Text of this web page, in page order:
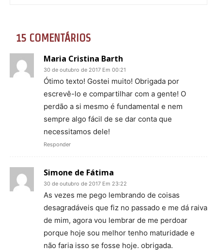
15 COMENTÁRIOS
Maria Cristina Barth
30 de outubro de 2017 Em 00:21
Ótimo texto! Gostei muito! Obrigada por
escrevê-lo e compartilhar com a gente! O
perdão a si mesmo é fundamental e nem
sempre algo fácil de se dar conta que
necessitamos dele!
Responder
Simone de Fátima
30 de outubro de 2017 Em 23:22
As vezes me pego lembrando de coisas
desagradáveis que fiz no passado e me dá raiva
de mim, agora vou lembrar de me perdoar
porque hoje sou melhor tenho maturidade e
não faria isso se fosse hoje. obrigada.